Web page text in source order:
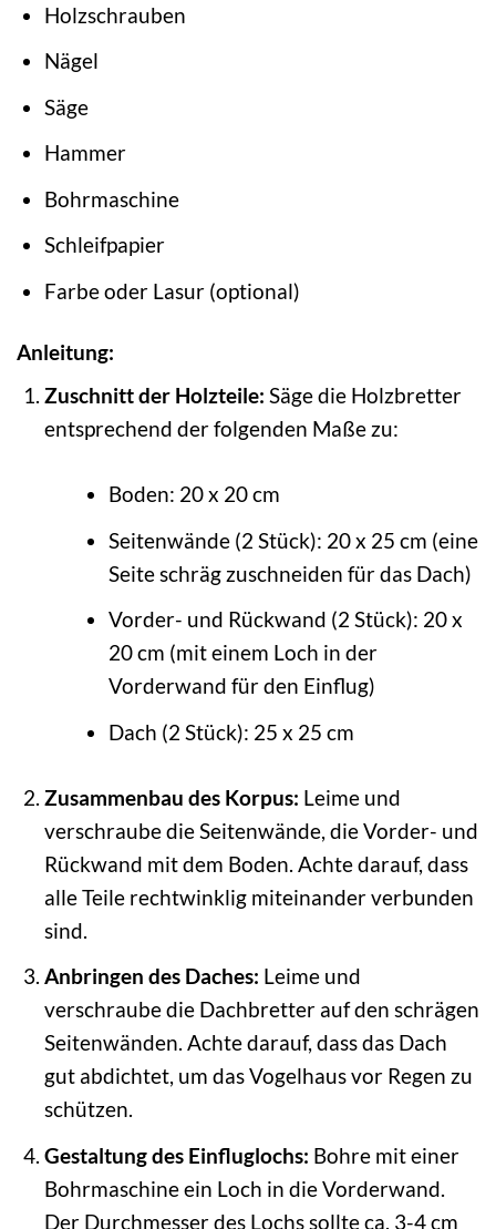
Holzschrauben
Nägel
Säge
Hammer
Bohrmaschine
Schleifpapier
Farbe oder Lasur (optional)
Anleitung:
Zuschnitt der Holzteile: Säge die Holzbretter
entsprechend der folgenden Maße zu:
Boden: 20 x 20 cm
Seitenwände (2 Stück): 20 x 25 cm (eine
Seite schräg zuschneiden für das Dach)
Vorder- und Rückwand (2 Stück): 20 x
20 cm (mit einem Loch in der
Vorderwand für den Einflug)
Dach (2 Stück): 25 x 25 cm
Zusammenbau des Korpus: Leime und
verschraube die Seitenwände, die Vorder- und
Rückwand mit dem Boden. Achte darauf, dass
alle Teile rechtwinklig miteinander verbunden
sind.
Anbringen des Daches: Leime und
verschraube die Dachbretter auf den schrägen
Seitenwänden. Achte darauf, dass das Dach
gut abdichtet, um das Vogelhaus vor Regen zu
schützen.
Gestaltung des Einfluglochs: Bohre mit einer
Bohrmaschine ein Loch in die Vorderwand.
Der Durchmesser des Lochs sollte ca. 3-4 cm